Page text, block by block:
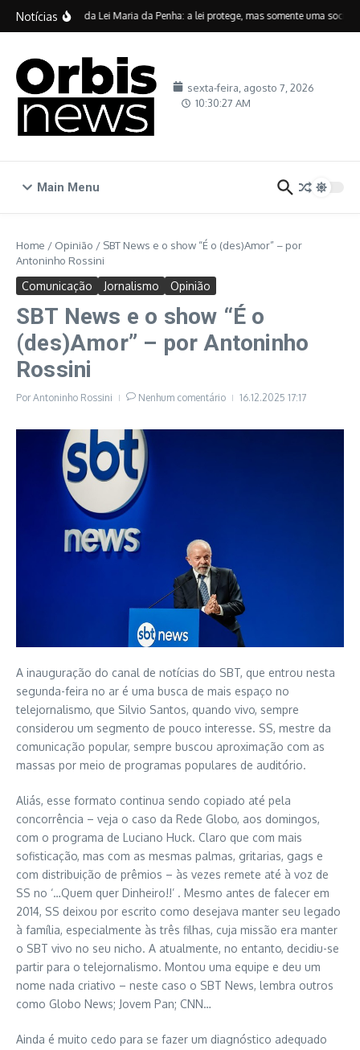
Ir para o conteúdo
Notícias
Vinte anos da Lei Maria da Penha: a lei protege, mas somente uma
sexta-feira, agosto 7, 2026
10:30:28 AM
Main Menu
Home / Opinião / SBT News e o show “É o (des)Amor” – por
Antoninho Rossini
Comunicação Jornalismo Opinião
SBT News e o show “É o
(des)Amor” – por Antoninho
Rossini
PorAntoninho Rossini Nenhum comentário 16.12.2025 17:17
A inauguração do canal de notícias do SBT, que entrou nesta
segunda-feira no ar é uma busca de mais espaço no
telejornalismo, que Silvio Santos, quando vivo, sempre
considerou um segmento de pouco interesse. SS, mestre da
comunicação popular, sempre buscou aproximação com as
massas por meio de programas populares de auditório.
Aliás, esse formato continua sendo copiado até pela
concorrência – veja o caso da Rede Globo, aos domingos,
com o programa de Luciano Huck. Claro que com mais
sofisticação, mas com as mesmas palmas, gritarias, gags e
com distribuição de prêmios – às vezes remete até à voz de
SS no ‘…Quem quer Dinheiro!!’ . Mesmo antes de falecer em
2014, SS deixou por escrito como desejava manter seu legado
à família, especialmente às três filhas, cuja missão era manter
o SBT vivo no seu nicho. A atualmente, no entanto, decidiu-se
partir para o telejornalismo. Montou uma equipe e deu um
nome nada criativo – neste caso o SBT News, lembra outros
como Globo News; Jovem Pan; CNN…
Ainda é muito cedo para se fazer um diagnóstico adequado